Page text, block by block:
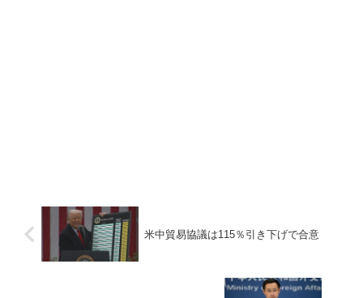
米中貿易協議は115％引き下げで合意